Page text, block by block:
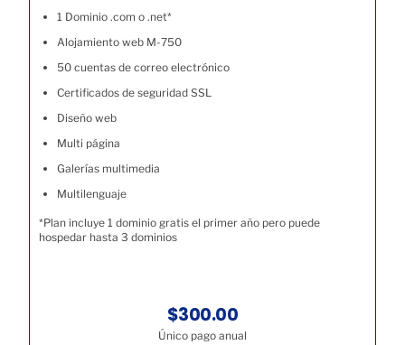
1 Dominio .com o .net*
Alojamiento web M-750
50 cuentas de correo electrónico
Certificados de seguridad SSL
Diseño web
Multi página
Galerías multimedia
Multilenguaje
*Plan incluye 1 dominio gratis el primer año pero puede
hospedar hasta 3 dominios
$300.00
Único pago anual